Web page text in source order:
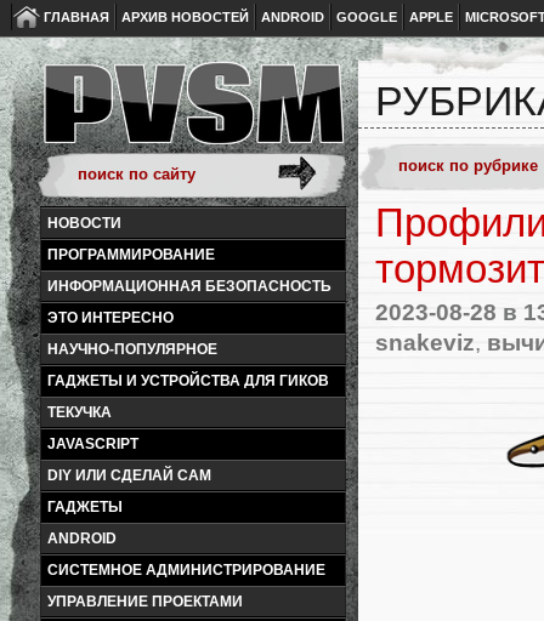
ГЛАВНАЯ АРХИВ НОВОСТЕЙ ANDROID GOOGLE APPLE
НОВОСТИ
ПРОГРАММИРОВАНИЕ
ИНФОРМАЦИОННАЯ БЕЗОПАСНОСТЬ
ЭТО ИНТЕРЕСНО
НАУЧНО-ПОПУЛЯРНОЕ
ГАДЖЕТЫ И УСТРОЙСТВА ДЛЯ ГИКОВ
ТЕКУЧКА
JAVASCRIPT
DIY ИЛИ СДЕЛАЙ САМ
ГАДЖЕТЫ
ANDROID
СИСТЕМНОЕ АДМИНИСТРИРОВАНИЕ
УПРАВЛЕНИЕ ПРОЕКТАМИ
2023-08-28 в
snakeviz,